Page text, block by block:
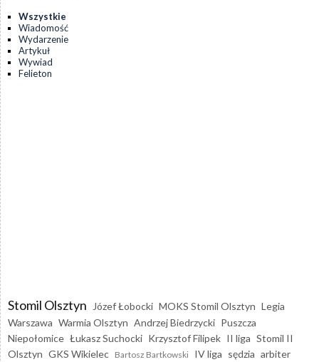
Wszystkie
Wiadomość
Wydarzenie
Artykuł
Wywiad
Felieton
Stomil Olsztyn Józef Łobocki MOKS Stomil Olsztyn Legia
Warszawa Warmia Olsztyn Andrzej Biedrzycki Puszcza
Niepołomice Łukasz Suchocki Krzysztof Filipek II liga Stomil II
Olsztyn GKS Wikielec Bartosz Bartkowski IV liga sędzia arbiter